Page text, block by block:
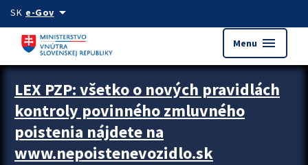
Preskocit na hlavný obsah
SK e-Govarrow_drop_down
Menu menu
Zastavit automatický posun upútavok
LEX PZP: všetko o nových pravidlách
kontroly povinného zmluvného
poistenia nájdete na
www.nepoistenevozidlo.sk